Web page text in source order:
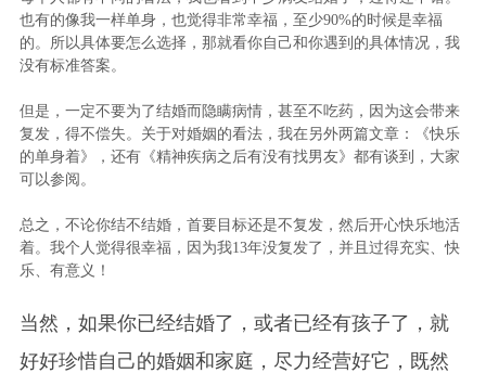
也有的像我一样单身，也觉得非常幸福，至少90%的时候是幸福
的。所以具体要怎么选择，那就看你自己和你遇到的具体情况，我
没有标准答案。
但是，一定不要为了结婚而隐瞒病情，甚至不吃药，因为这会带来
复发，得不偿失。关于对婚姻的看法，我在另外两篇文章：《快乐
的单身着》，还有《精神疾病之后有没有找男友》都有谈到，大家
可以参阅。
总之，不论你结不结婚，首要目标还是不复发，然后开心快乐地活
着。我个人觉得很幸福，因为我13年没复发了，并且过得充实、快
乐、有意义！
当然，如果你已经结婚了，或者已经有孩子了，就
好好珍惜自己的婚姻和家庭，尽力经营好它，既然